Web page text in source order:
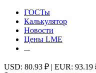
ГОСТы
Калькулятор
Новости
Цены LME
...
USD: 80.93 ₽ | EUR: 93.19